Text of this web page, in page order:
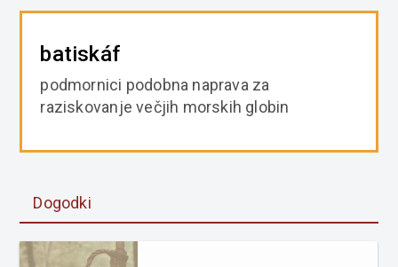
batiskáf
podmornici podobna naprava za
raziskovanje večjih morskih globin
Dogodki